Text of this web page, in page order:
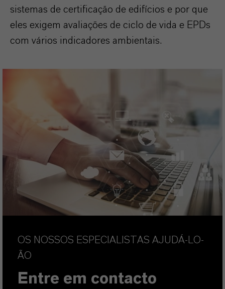
sistemas de certificação de edifícios e por que
eles exigem avaliações de ciclo de vida e EPDs
com vários indicadores ambientais.
OS NOSSOS ESPECIALISTAS AJUDÁ-LO-
ÃO
Entre em contacto